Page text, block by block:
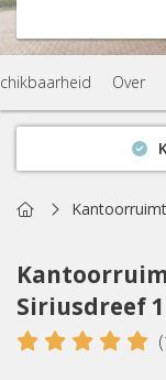
Over
Home
Siriusdreef
5 (